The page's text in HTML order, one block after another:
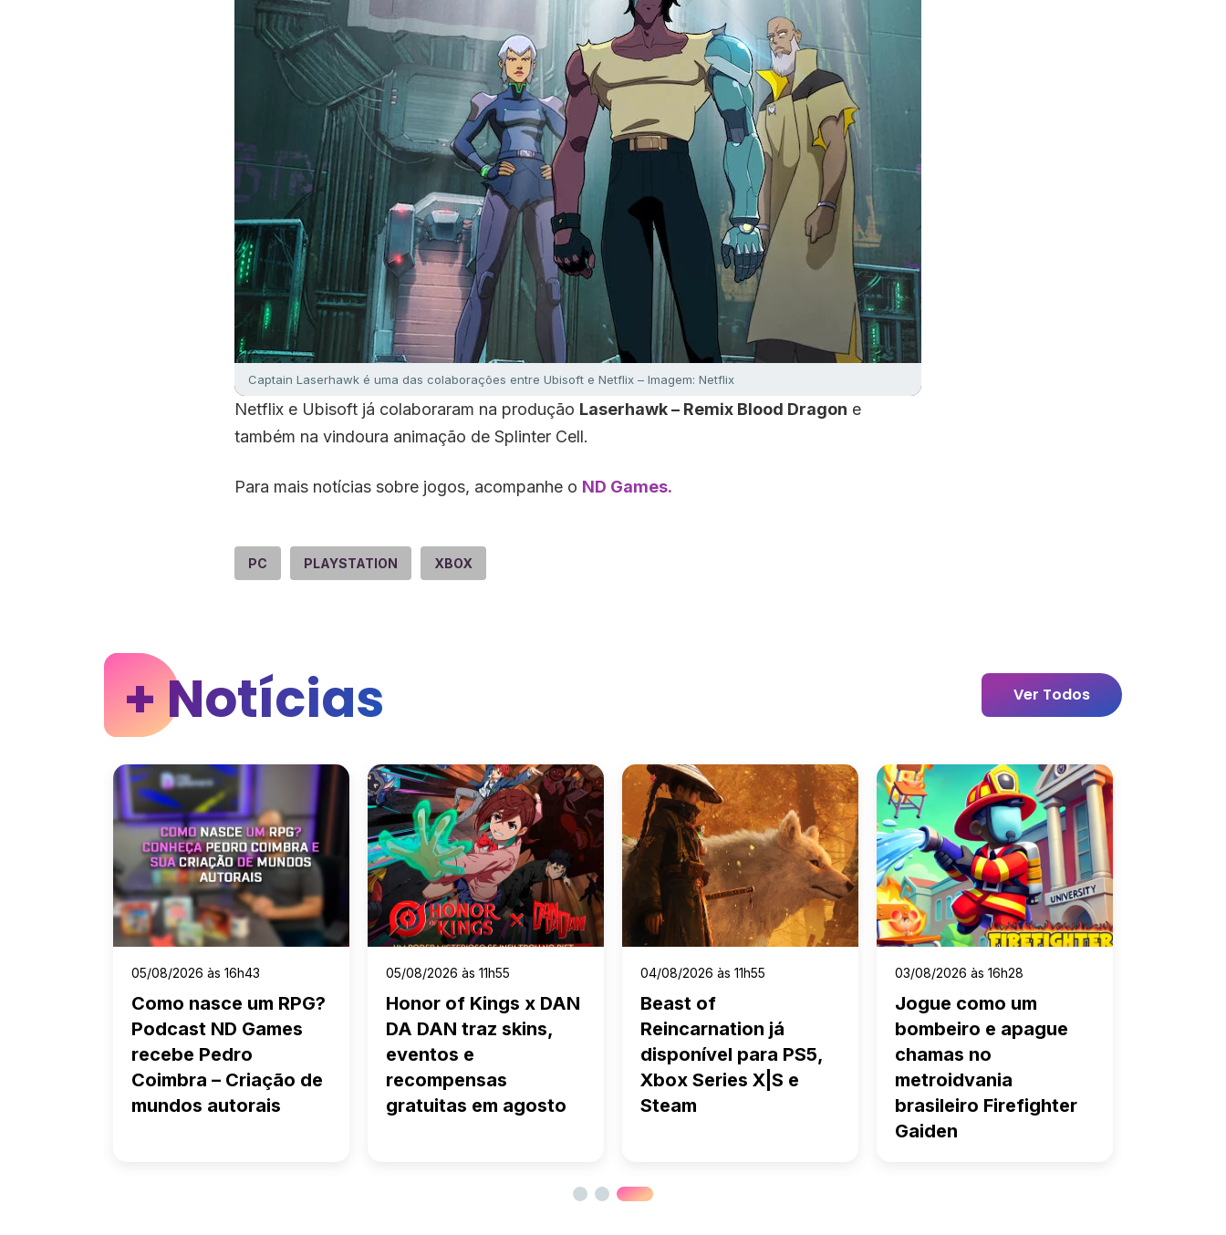
Captain Laserhawk é uma das colaborações entre Ubisoft e Netflix – Imagem: Netflix
Netflix e Ubisoft já colaboraram na produção Laserhawk – Remix Blood Dragon e
também na vindoura animação de Splinter Cell.
Para mais notícias sobre jogos, acompanhe o ND Games.
PC PLAYSTATION XBOX
+ Notícias Ver Todos
05/08/2026 às 16h43
Como nasce um RPG?
Podcast ND Games
recebe Pedro
Coimbra – Criação de
mundos autorais
05/08/2026 às 11h55
Honor of Kings x DAN
DA DAN traz skins,
eventos e
recompensas
gratuitas em agosto
04/08/2026 às 11h55
Beast of
Reincarnation já
disponível para PS5,
Xbox Series X|S e
Steam
03/08/2026 às 16h28
Jogue como um
bombeiro e apague
chamas no
metroidvania
brasileiro Firefighter
Gaiden